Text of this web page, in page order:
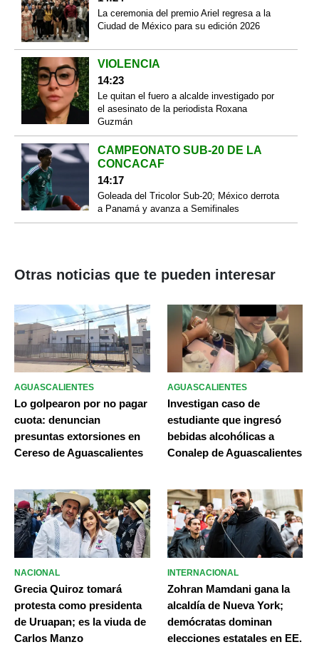
La ceremonia del premio Ariel regresa a la
Ciudad de México para su edición 2026
VIOLENCIA
14:23
Le quitan el fuero a alcalde investigado por
el asesinato de la periodista Roxana
Guzmán
CAMPEONATO SUB-20 DE LA
CONCACAF
14:17
Goleada del Tricolor Sub-20; México derrota
a Panamá y avanza a Semifinales
Otras noticias que te pueden interesar
AGUASCALIENTES
Lo golpearon por no pagar
cuota: denuncian
presuntas extorsiones en
Cereso de Aguascalientes
AGUASCALIENTES
Investigan caso de
estudiante que ingresó
bebidas alcohólicas a
Conalep de Aguascalientes
NACIONAL
Grecia Quiroz tomará
protesta como presidenta
de Uruapan; es la viuda de
Carlos Manzo
INTERNACIONAL
Zohran Mamdani gana la
alcaldía de Nueva York;
demócratas dominan
elecciones estatales en EE.